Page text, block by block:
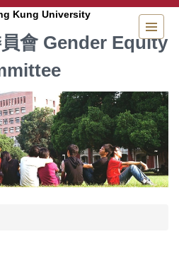
Kung University
會 Gender Equity